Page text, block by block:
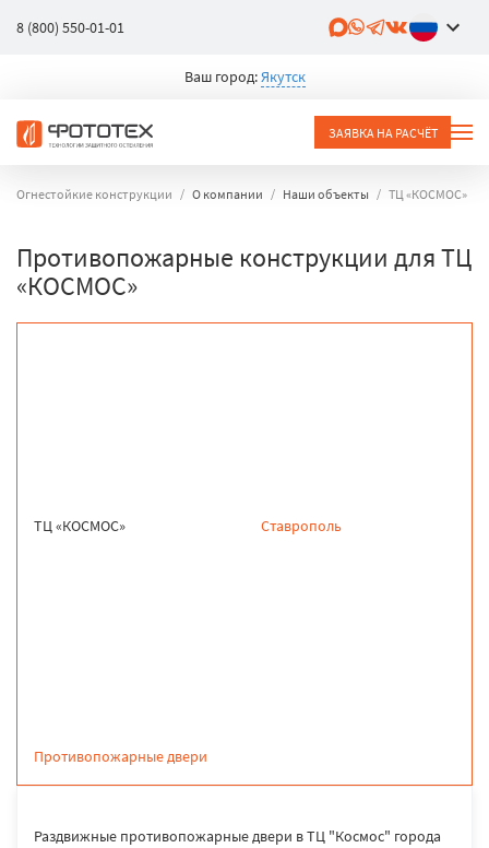
8 (800) 550-01-01
Ваш город:Якутск
ЗАЯВКА НА РАСЧЁТ
Огнестойкие конструкции О компании Наши объекты ТЦ «КОСМОС»
Противопожарные конструкции для ТЦ
«КОСМОС»
ТЦ «КОСМОС» Ставрополь
Противопожарные двери
Раздвижные противопожарные двери в ТЦ "Космос" города